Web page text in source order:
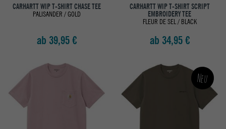
CARHARTT WIP T-SHIRT CHASE TEE
PALISANDER / GOLD
ab 39,95 €
CARHARTT WIP T-SHIRT SCRIPT
EMBROIDERY TEE
FLEUR DE SEL / BLACK
ab 34,95 €
Neu